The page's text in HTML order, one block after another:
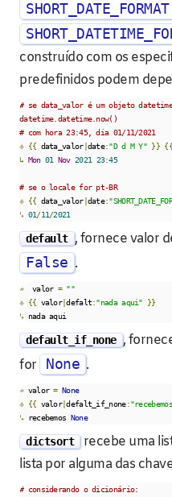
SHORT_DATE_FORMAT
construído com os
predefinidos podem
# se data_valor é um objeto
datetime.datetime.now()
# com hora 23:45, dia 01/11/2021
⎀ {{ data_valor|date:"D d M Y" }} {{
↳ Mon 01 Nov 2021 23:45
# se o locale for pt-BR
⎀ {{ data_valor|date:
↳ 01/11/2021
default , fornece valor
False .
»
  valor
= ""
⎀ {{ valor|defalt:"nada aqui" }}
↳ nada aqui
default_if_none ,
for
None .
» valor = None
⎀ {{ valor|defalt_if_none:
↳ recebemos None
dictsort recebe uma
lista por alguma das
# considerando o dicionário: